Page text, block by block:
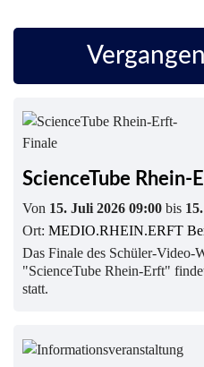
ScienceTube Rhein-
Von 15. Juli 2026 09:00 bis
Ort: MEDIO.RHEIN.ERFT
Das Finale des Schüler-Video-
"ScienceTube Rhein-Erft"
statt.